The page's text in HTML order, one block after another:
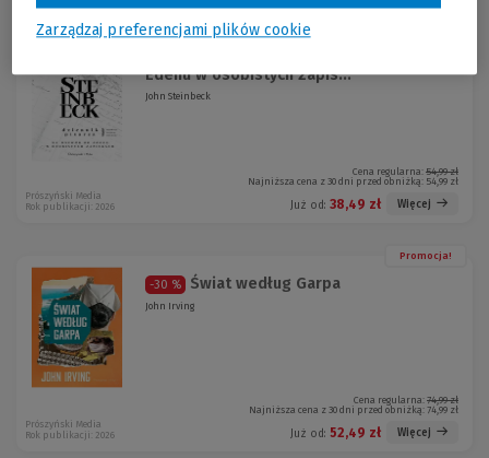
Edenu w osobistych zapis...
John Steinbeck
Cena regularna: 54,99 zł
Najniższa cena z 30 dni przed obniżką: 54,99 zł
Już od: 38,49 zł Więcej
Prószyński Media
Rok publikacji: 2026
Promocja!
-30 % Świat według Garpa
John Irving
Cena regularna: 74,99 zł
Najniższa cena z 30 dni przed obniżką: 74,99 zł
Już od: 52,49 zł Więcej
Prószyński Media
Rok publikacji: 2026
Zarządzaj preferencjami plików cookie